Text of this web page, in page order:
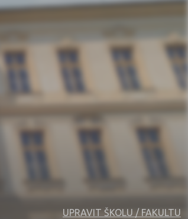
UPRAVIT ŠKOLU / FAKULTU